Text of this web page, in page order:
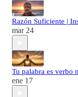
Razón Suficiente |
mar 24
Tu palabra es verbo
ene 17